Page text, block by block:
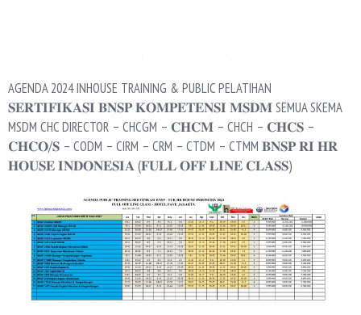
AGENDA 2024 INHOUSE TRAINING & PUBLIC PELATIHAN
𝐒𝐄𝐑𝐓𝐈𝐅𝐈𝐊𝐀𝐒𝐈 𝐁𝐍𝐒𝐏 𝐊𝐎𝐌𝐏𝐄𝐓𝐄𝐍𝐒𝐈 𝐌𝐒𝐃𝐌 SEMUA SKEMA
MSDM CHC DIRECTOR – CHCGM – 𝐂𝐇𝐂𝐌 – CHCH – 𝐂𝐇𝐂𝐒 –
𝐂𝐇𝐂𝐎/𝐒 – CODM – CIRM – CRM – CTDM – CTMM 𝐁𝐍𝐒𝐏 𝐑𝐈 𝐇𝐑
𝐇𝐎𝐔𝐒𝐄 𝐈𝐍𝐃𝐎𝐍𝐄𝐒𝐈𝐀 (𝐅𝐔𝐋𝐋 𝐎𝐅𝐅 𝐋𝐈𝐍𝐄 𝐂𝐋𝐀𝐒𝐒)